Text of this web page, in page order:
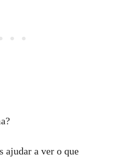
ajudar a ver o que